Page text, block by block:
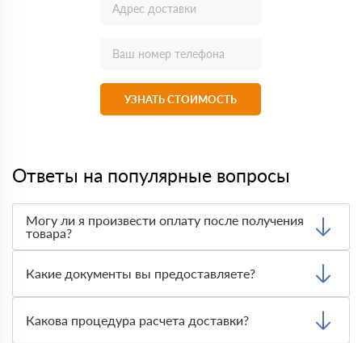
УЗНАТЬ СТОИМОСТЬ
Ответы на популярные вопросы
Могу ли я произвести оплату после получения
товара?
Тем не менее, если качество полученных вами товаров
неприемлемо, вы можете отказаться от них.
Какие документы вы предоставляете?
как сертификаты подлинности, удостоверения качества
и транспортные документы, на каждый предлагаемый
Какова процедура расчета доставки?